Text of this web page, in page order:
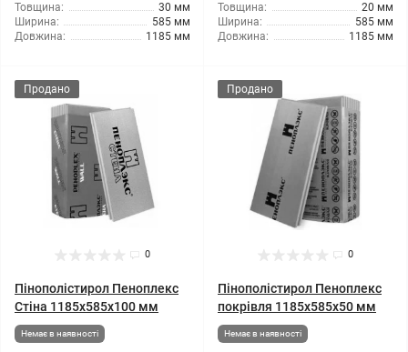
Товщина:
30 мм
Ширина:
585 мм
Довжина:
1185 мм
Товщина:
20 мм
Ширина:
585 мм
Довжина:
1185 мм
Продано
0
Пінополістирол Пеноплекс
Стіна 1185x585x100 мм
Немає в наявності
Продано
0
Пінополістирол Пеноплекс
покрівля 1185x585x50 мм
Немає в наявності